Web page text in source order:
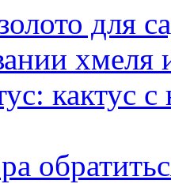
для
хмеля
кактус